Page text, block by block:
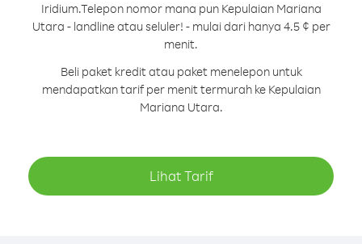
Iridium.Telepon nomor mana pun Kepulaian Mariana
Utara - landline atau seluler! - mulai dari hanya 4.5 ¢ per
menit.
Beli paket kredit atau paket menelepon untuk
mendapatkan tarif per menit termurah ke Kepulaian
Mariana Utara.
Lihat Tarif